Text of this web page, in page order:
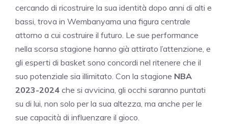
cercando di ricostruire la sua identità dopo anni di alti e
bassi, trova in Wembanyama una figura centrale
attorno a cui costruire il futuro. Le sue performance
nella scorsa stagione hanno già attirato l’attenzione, e
gli esperti di basket sono concordi nel ritenere che il
suo potenziale sia illimitato. Con la stagione NBA
2023-2024 che si avvicina, gli occhi saranno puntati
su di lui, non solo per la sua altezza, ma anche per le
sue capacità di influenzare il gioco.